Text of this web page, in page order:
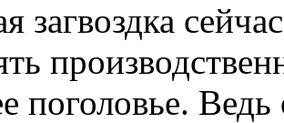
загвоздка
поголовье.